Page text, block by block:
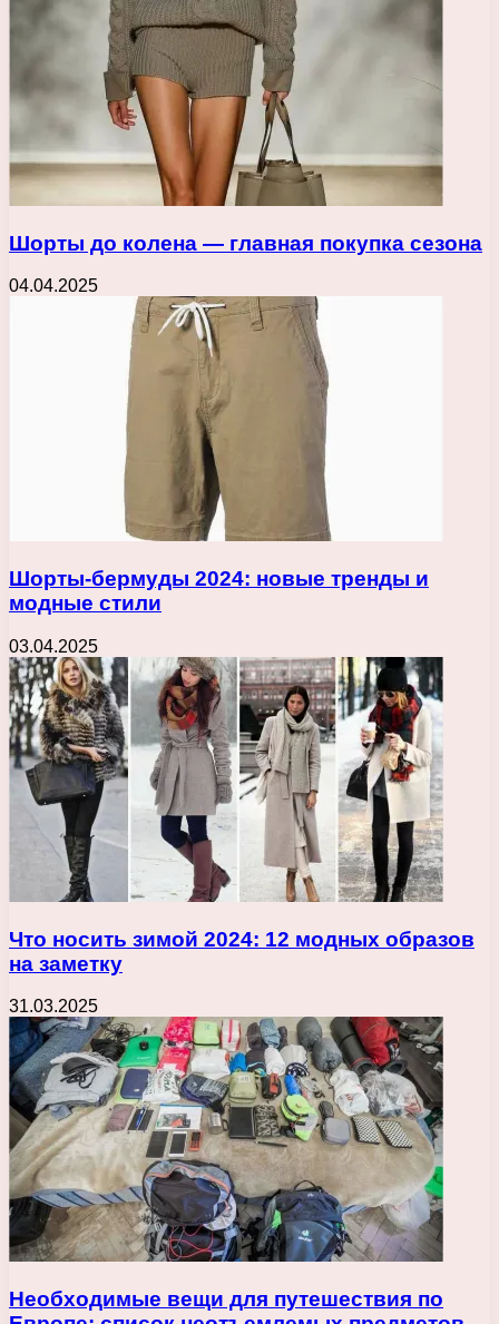
Шорты до колена — главная покупка сезона
04.04.2025
Шорты-бермуды 2024: новые тренды и
модные стили
03.04.2025
Что носить зимой 2024: 12 модных образов
на заметку
31.03.2025
Необходимые вещи для путешествия по